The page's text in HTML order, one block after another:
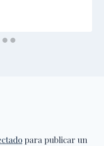
para publicar un